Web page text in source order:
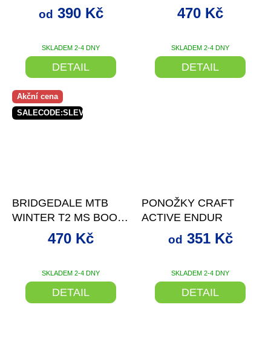
WOMEN'S W + SLEVA
SE SLEVOVÝM
SKLADEM 2-4 DNY
od 390 Kč
DETAIL
+ SLEVA SE
SLEVOVÝM KÓDEM
SKLADEM 2-4 DNY
470 Kč
DETAIL
Akční cena
SALECODE:SLEVAX5:5:%
BRIDGEDALE MTB
WINTER T2 MS BOOT
WOMEN'S W + SLEVA
SE SLEVOVÝM
SKLADEM 2-4 DNY
470 Kč
DETAIL
PONOŽKY CRAFT
ACTIVE ENDUR
SKLADEM 2-4 DNY
od 351 Kč
DETAIL